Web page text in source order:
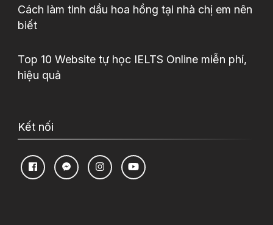
Cách làm tinh dầu hoa hồng tại nhà chị em nên
biết
Top 10 Website tự học IELTS Online miễn phí,
hiệu quả
Kết nối